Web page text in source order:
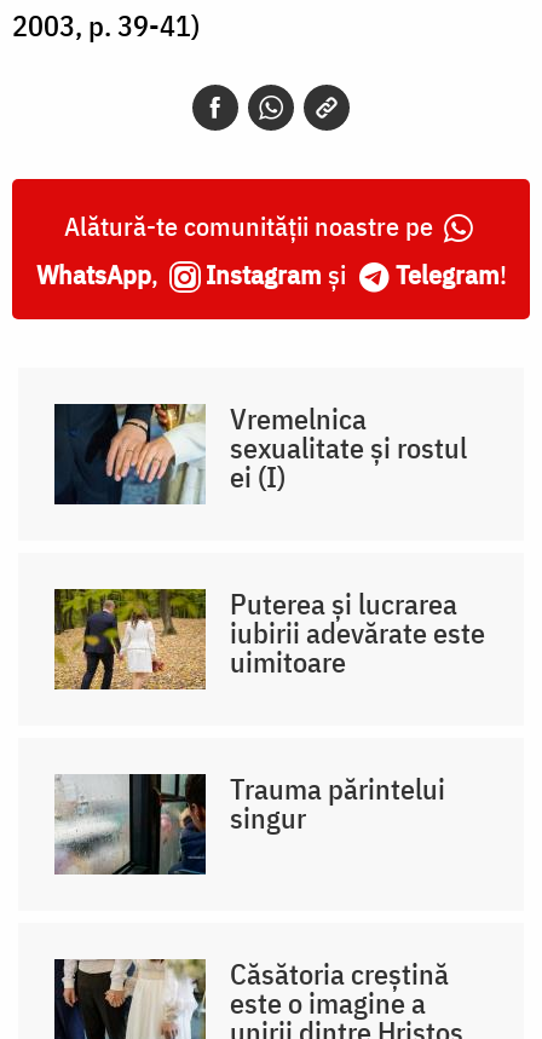
2003, p. 39-41)
Alătură-te comunității noastre pe
WhatsApp, Instagram și Telegram!
Vremelnica
sexualitate și rostul
ei (I)
Puterea și lucrarea
iubirii adevărate este
uimitoare
Trauma părintelui
singur
Căsătoria creștină
este o imagine a